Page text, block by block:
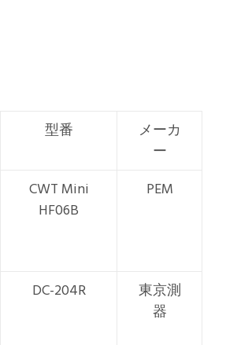
型番
メーカ
ー
CWT Mini
HF06B
PEM
DC-204R
東京測
器